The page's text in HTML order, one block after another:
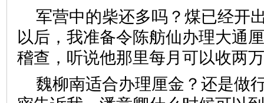
军营中的柴还多吗？煤已经开
以后，我准备令陈舫仙办理大通
稽查，听说他那里每月可以收两
魏柳南适合办理厘金？还是做